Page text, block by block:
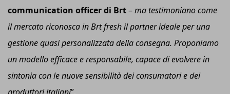
communication officer di Brt–ma testimoniano come
il mercato riconosca in Brtfresh il partner ideale per una
gestione quasi personalizzata della consegna. Proponiamo
un modello efficace e responsabile, capace di evolvere in
sintonia con le nuove sensibilità dei consumatori e dei